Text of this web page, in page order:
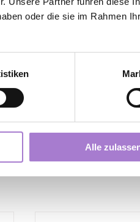
oder die sie im Rahmen
Alle